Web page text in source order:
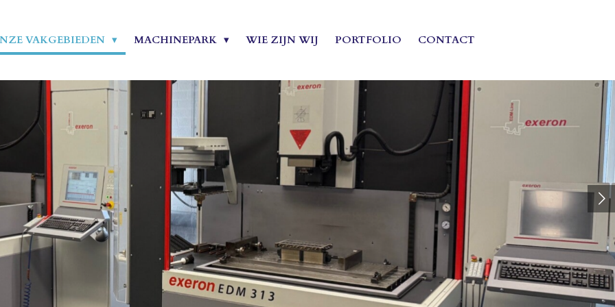
VAKGEBIEDEN MACHINEPARK WIE ZIJN WIJ PORTFOLIO CONTACT